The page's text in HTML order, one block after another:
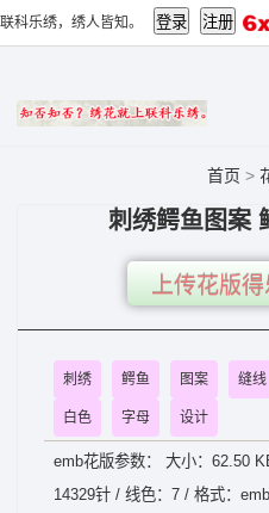
联科乐绣，绣人皆知。
首页 >
刺绣鳄鱼图案
上传花版
刺绣 鳄鱼 图案 缝线
白色 字母 设计
emb花版参数： 大小：62.50
14329针 / 线色：7 / 格式：